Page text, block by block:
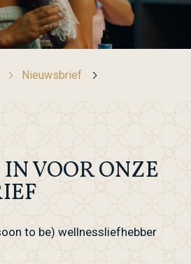
Nieuwsbrief
IN VOOR ONZE
to be) wellnessliefhebber